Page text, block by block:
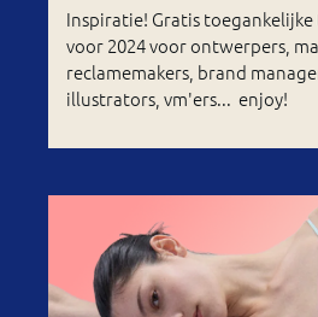
Inspiratie! Gratis
voor 2024 voor ontwerpers,
reclamemakers, brand
illustrators, vm'ers... enjoy!